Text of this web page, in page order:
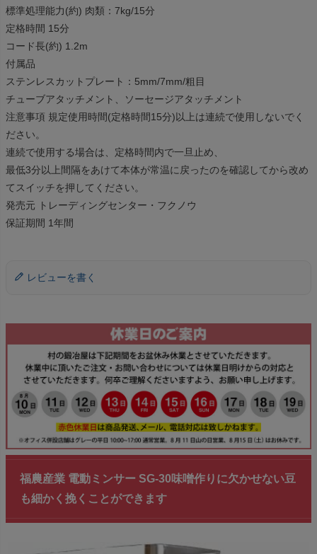
標準処理能力(約) 肉類：7kg/15分
定格時間 15分
コード長(約) 1.2m
付属品
ステンレスカットプレート：5mm/7mm/粗目
チューブアタッチメント、ソーセージアタッチメント
注意事項 規定使用時間(定格時間15分)以上は連続で使用しないでく
ださい。
連続で使用する場合は、定格時間内で一旦止め、
最低3分以上間隔をあけて本体が常温に戻ったのを確認してから改め
てスイッチを押してください。
発売元 トレーディングセンター・フクノウ
保証期間 1年間
レビューを書く
福農産業 電動ミンサー SG-30味噌作りに欠かせない豆
も細かく挽くことができます